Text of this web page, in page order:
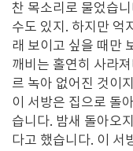
찬 목소리로 물었습
수도 있지. 하지만 억
래 보이고 싶을 때만
깨비는 홀연히 사라
르 녹아 없어진 것이
이 서방은 집으로 돌
습니다. 밤새 돌아오
다고 했습니다. 이 서